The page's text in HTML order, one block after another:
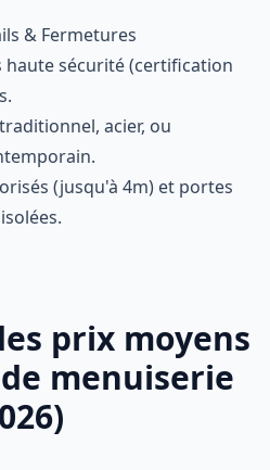
& Fermetures
sécurité (certification
acier, ou
(jusqu'à 4m) et portes
prix moyens
menuiserie